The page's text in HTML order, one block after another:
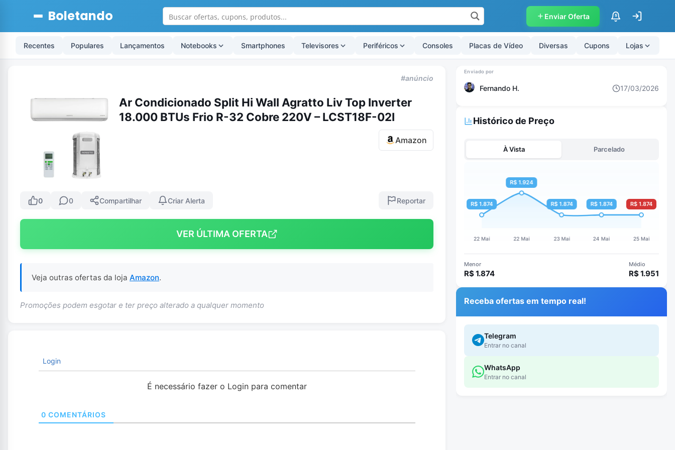
Boletando Enviar Oferta $
Recentes Populares Lançamentos Notebooks Smartphones Televisores Periféricos Consoles Placas de Vídeo Diversas Cupons Lojas
#anúncio
Ar Condicionado Split Hi Wall Agratto Liv Top Inverter
18.000 BTUs Frio R-32 Cobre 220V – LCST18F-02I
Amazon
0 0 Compartilhar Criar Alerta Reportar
VER ÚLTIMA OFERTA
Veja outras ofertas da loja Amazon.
Promoções podem esgotar e ter preço alterado a qualquer momento
Login
É necessário fazer o Login para comentar
0 COMENTÁRIOS
Fernando H. 17/03/2026
Histórico de Preço
À Vista Parcelado
Menor
R$ 1.874
Médio
R$ 1.951
Receba ofertas em tempo real!
Telegram
Entrar no canal
WhatsApp
Entrar no canal